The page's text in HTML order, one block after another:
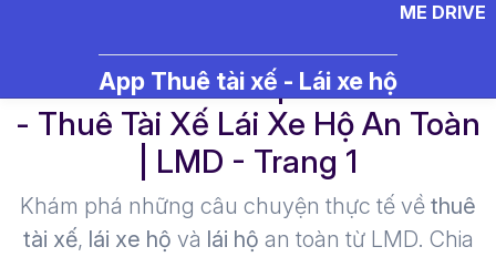
ME DRIVE
App Thuê tài xế - Lái xe hộ
- Thuê Tài Xế Lái Xe Hộ An Toàn
| LMD - Trang 1​
Khám phá những câu chuyện thực tế về thuê
tài xế, lái xe hộ và lái hộ an toàn từ LMD. Chia